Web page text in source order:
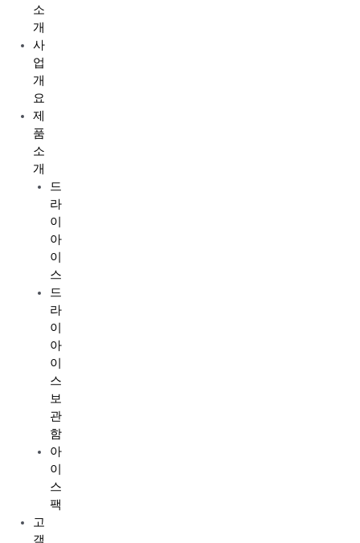
소
개
사
업
개
요
제
품
소
개
드
라
이
아
이
스
드
라
이
아
이
스
보
관
함
아
이
스
팩
고
객